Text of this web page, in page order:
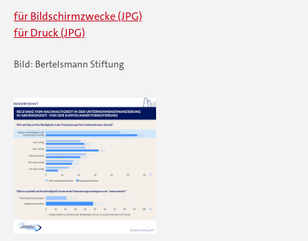
für Bildschirmzwecke (JPG)
für Druck (JPG)
Bild: Bertelsmann Stiftung